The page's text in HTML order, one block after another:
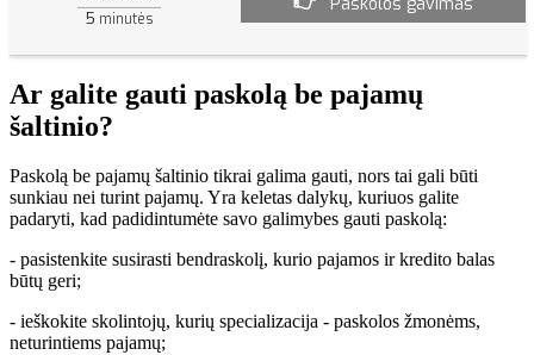
5 minutės
Ar galite gauti paskolą be pajamų
šaltinio?
Paskolą be pajamų šaltinio tikrai galima gauti, nors tai gali būti
sunkiau nei turint pajamų. Yra keletas dalykų, kuriuos galite
padaryti, kad padidintumėte savo galimybes gauti paskolą:
- pasistenkite susirasti bendraskolį, kurio pajamos ir kredito balas
būtų geri;
- ieškokite skolintojų, kurių specializacija - paskolos žmonėms,
neturintiems pajamų;